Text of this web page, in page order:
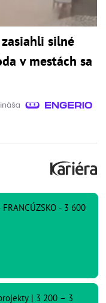
zasiahli silné
v mestách sa
FRANCÚZSKO - 3 600
| 3 200 – 3